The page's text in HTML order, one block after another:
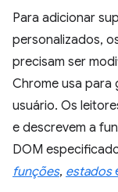
Para adicionar
personalizados,
precisam ser
Chrome usa para
usuário. Os
e descrevem a
DOM
funções, estados